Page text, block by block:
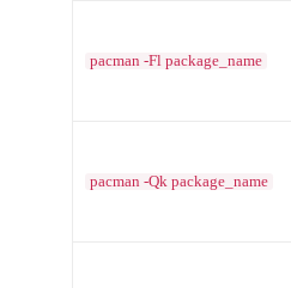
pacman -Fl package_name
pacman -Qk package_name